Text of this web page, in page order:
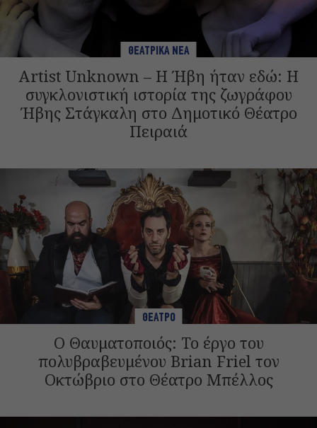
ΘΕΑΤΡΙΚΑ ΝΕΑ
Artist Unknown – Η Ήβη ήταν εδώ: Η
συγκλονιστική ιστορία της ζωγράφου
Ήβης Στάγκαλη στο Δημοτικό Θέατρο
Πειραιά
ΘΕΑΤΡΟ
Ο Θαυματοποιός: Το έργο του
πολυβραβευμένου Brian Friel τον
Οκτώβριο στο Θέατρο Μπέλλος